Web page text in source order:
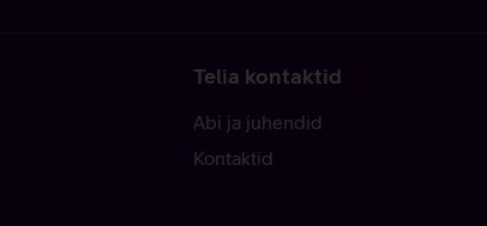
Telia kontaktid
Abi ja juhendid
Kontaktid